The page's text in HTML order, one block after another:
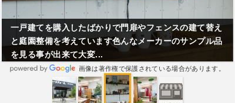
一戸建てを購入したばかりで門扉やフェンスの建て替え
と庭園整備を考えています色んなメーカーのサンプル品
を見る事が出来て大変...
画像は著作権で保護されている場合があります。